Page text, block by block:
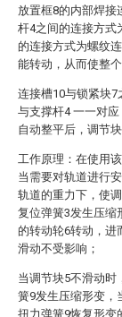
放置框8的内部焊接
杆4之间的连接方式
的连接方式为螺纹
能转动，从而使整
连接槽10与锁紧块
与支撑杆4 一一对
自动整平后，调节
工作原理：在使用
当需要对轨道进行
轨道的重力下，使
复位弹簧3发生压缩
的转动轮6转动，进
滑动不受影响；
当调节块5不滑动时
簧9发生压缩形变，
扭力弹簧9恢复形变